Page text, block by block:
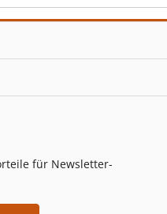
für Newsletter-